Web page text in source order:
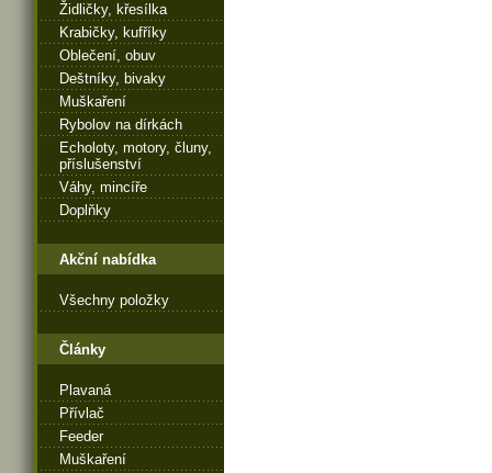
Židličky, křesílka
Krabičky, kufříky
Oblečení, obuv
Deštníky, bivaky
Muškaření
Rybolov na dírkách
Echoloty, motory, čluny,
příslušenství
Váhy, mincíře
Doplňky
Akční nabídka
Všechny položky
Články
Plavaná
Přívlač
Feeder
Muškaření